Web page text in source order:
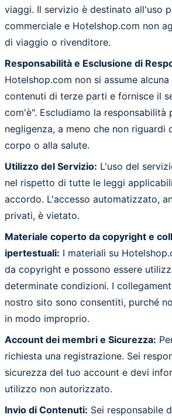
viaggi. Il servizio è destinato all'uso
commerciale e Hotelshop.com non
di viaggio o rivenditore.
Responsabilità e Esclusione di
Hotelshop.com non si assume
contenuti di terze parti e fornisce il
com'è". Escludiamo la responsabilità
negligenza, a meno che non riguardi
corpo o alla salute.
Utilizzo del Servizio: L'uso del
nel rispetto di tutte le leggi
accordo. L'accesso automatizzato,
privati, è vietato.
Materiale coperto da copyright e
ipertestuali: I materiali su
da copyright e possono essere
determinate condizioni. I
nostro sito sono consentiti, purché
in modo improprio.
Account dei membri e Sicurezza:
richiesta una registrazione. Sei
sicurezza del tuo account e devi
utilizzo non autorizzato.
Invio di Contenuti: Sei responsabile